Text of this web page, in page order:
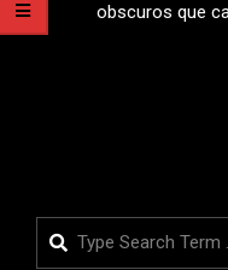
obscuros que
Search